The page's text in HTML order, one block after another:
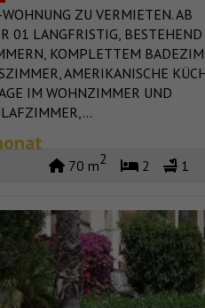
ZU VERMIETEN. AB
01 LANGFRISTIG, BESTEHEND
KOMPLETTEM
AMERIKANISCHE
IM WOHNZIMMER UND
70 m2 2 1